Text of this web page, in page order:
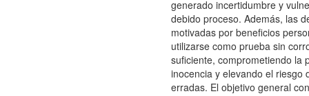
generado incertidumbre y
debido proceso. Además, las
motivadas por beneficios
utilizarse como prueba sin
suficiente, comprometiendo la
inocencia y elevando el riesgo
erradas. El objetivo general